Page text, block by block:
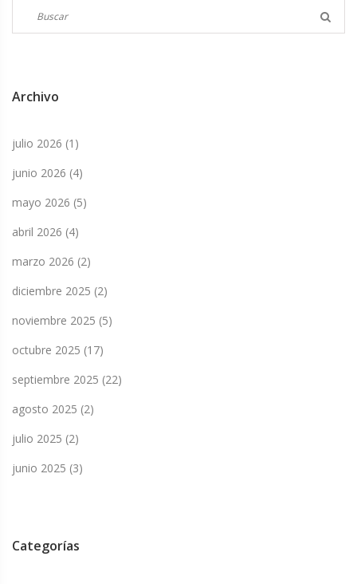
Archivo
julio 2026 (1)
junio 2026 (4)
mayo 2026 (5)
abril 2026 (4)
marzo 2026 (2)
diciembre 2025 (2)
noviembre 2025 (5)
octubre 2025 (17)
septiembre 2025 (22)
agosto 2025 (2)
julio 2025 (2)
junio 2025 (3)
Categorías